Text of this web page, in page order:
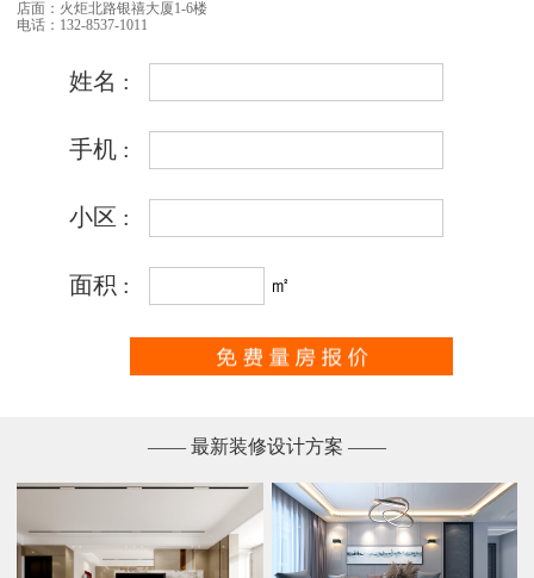
激情开跑！2025济宁马拉松圆满落幕，轻舟墅美装饰...
店面：火炬北路银禧大厦1-6楼
电话：132-8537-1011
—— 最新装修设计方案 ——